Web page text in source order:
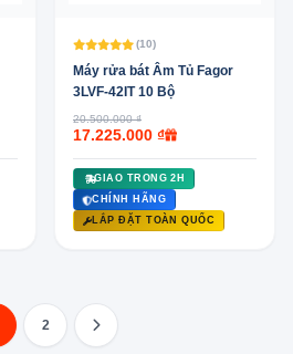
(10)
Máy rửa bát Âm Tủ Fagor
3LVF-42IT 10 Bộ
20.500.000 ₫
17.225.000 ₫
GIAO TRONG 2H
CHÍNH HÃNG
LẮP ĐẶT TOÀN QUỐC
2